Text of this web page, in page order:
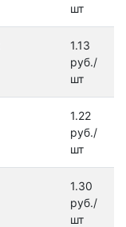
шт
1.13
руб./
шт
1.22
руб./
шт
1.30
руб./
шт